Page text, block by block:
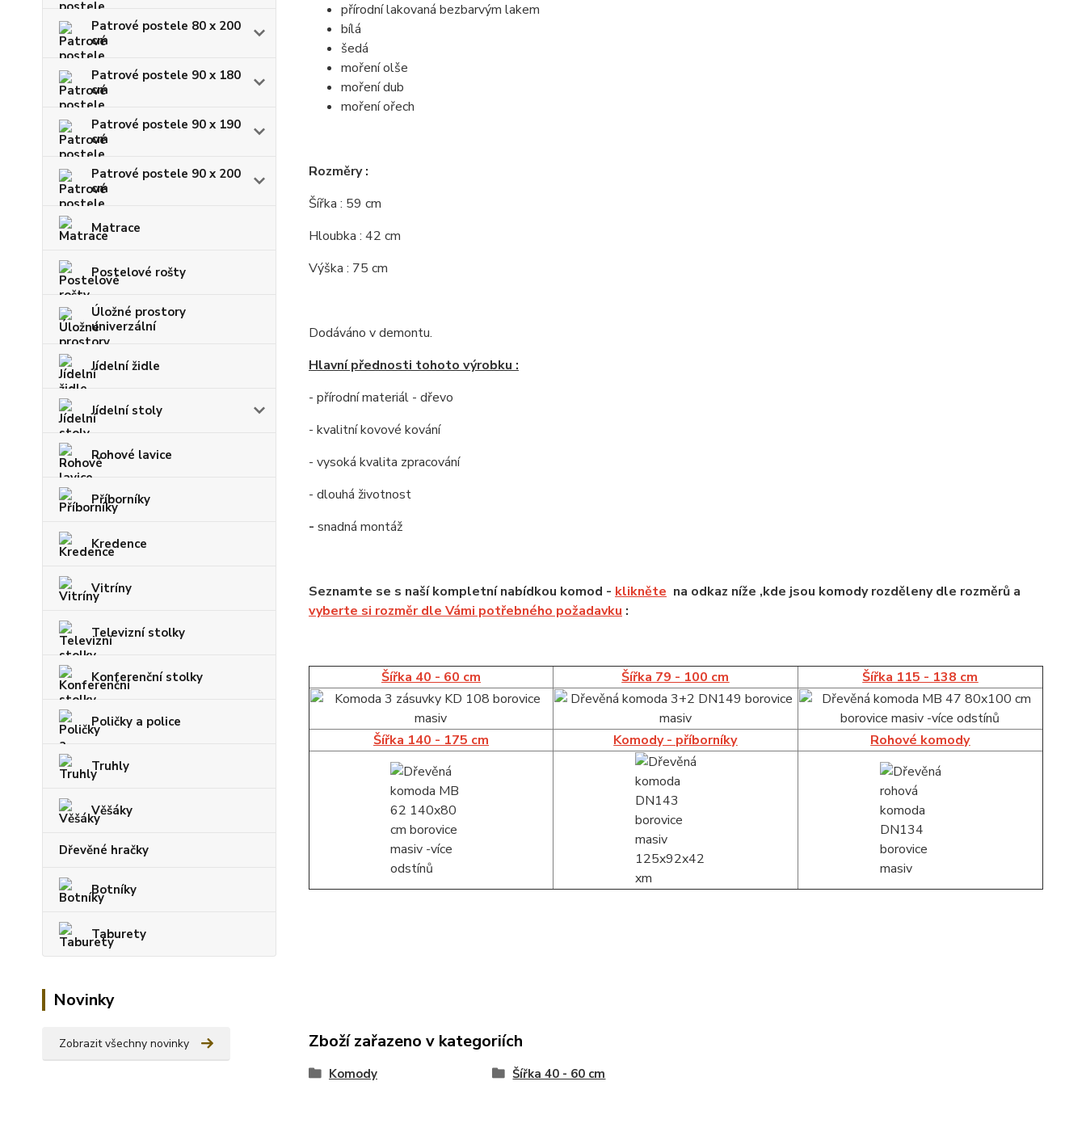
Patrové postele 80 x 200
cm
Patrové postele 90 x 180
cm
Patrové postele 90 x 190
cm
Patrové postele 90 x 200
cm
Matrace
Postelové rošty
Úložné prostory
univerzální
Jídelní židle
Jídelní stoly
Rohové lavice
Příborníky
Kredence
Vitríny
Televizní stolky
Konferenční stolky
Poličky a police
Truhly
Věšáky
Dřevěné hračky
Botníky
Taburety
Novinky
Zobrazit všechny novinky
přírodní lakovaná bezbarvým lakem
bílá
šedá
moření olše
moření dub
moření ořech
Rozměry :
Šířka : 59 cm
Hloubka : 42 cm
Výška : 75 cm
Dodáváno v demontu.
Hlavní přednosti tohoto výrobku :
- přírodní materiál - dřevo
- kvalitní kovové kování
- vysoká kvalita zpracování
- dlouhá životnost
- snadná montáž
Seznamte se s naší kompletní nabídkou komod - klikněte na odkaz níže ,kde jsou komody rozděleny dle rozměrů a
vyberte si rozměr dle Vámi potřebného požadavku :
Šířka 40 - 60 cm Šířka 79 - 100 cm Šířka 115 - 138 cm
Šířka 140 - 175 cm Komody - příborníky Rohové komody
Zboží zařazeno v kategoriích
Komody Šířka 40 - 60 cm